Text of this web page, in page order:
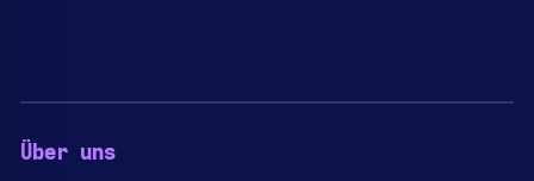
Über uns